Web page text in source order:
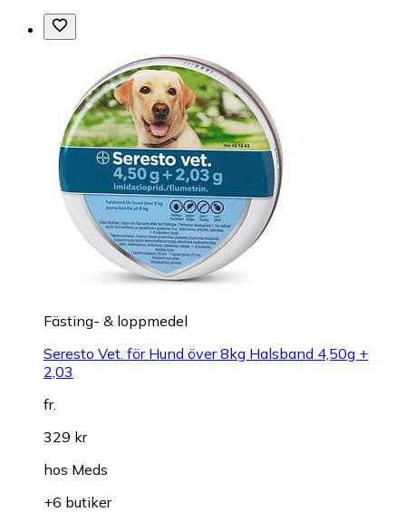
Fästing- & loppmedel
Seresto Vet. för Hund över 8kg Halsband 4,50g +
2,03
fr.
329 kr
hos Meds
+6 butiker